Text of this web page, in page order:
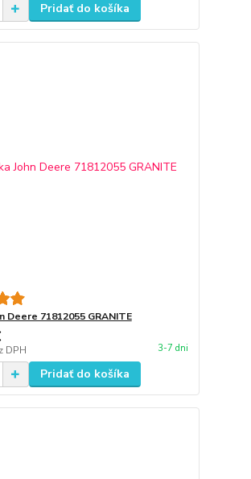
Pridať do košíka
Deere 71812055 GRANITE
DPH 3-7 dni
Pridať do košíka